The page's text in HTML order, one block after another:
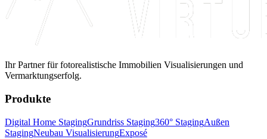
Ihr Partner für fotorealistische Immobilien Visualisierungen und
Vermarktungserfolg.
Produkte
Digital Home StagingGrundriss Staging360° StagingAußen
StagingNeubau VisualisierungExposé